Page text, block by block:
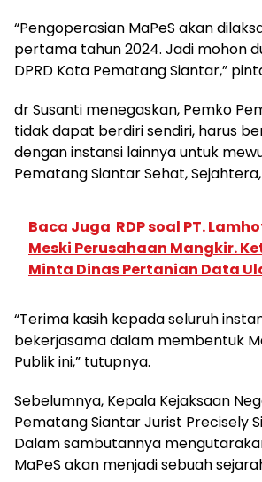
“Pengoperasian MaPeS akan
pertama tahun 2024. Jadi mohon
DPRD Kota Pematang Siantar,”
dr Susanti menegaskan, Pemko
tidak dapat berdiri sendiri, harus
dengan instansi lainnya untuk
Pematang Siantar Sehat,
Baca Juga RDP soal PT.
Meski Perusahaan Mangkir.
Minta Dinas Pertanian Data
“Terima kasih kepada seluruh
bekerjasama dalam membentuk
Publik ini,” tutupnya.
Sebelumnya, Kepala Kejaksaan
Pematang Siantar Jurist Precisely
Dalam sambutannya
MaPeS akan menjadi sebuah